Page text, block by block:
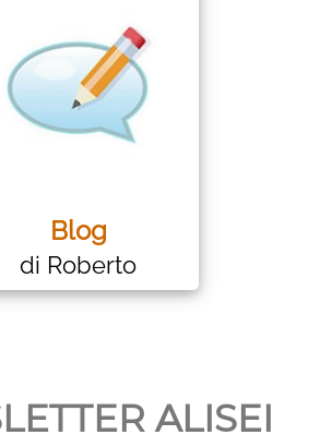
Blog
di Roberto
ALISEI